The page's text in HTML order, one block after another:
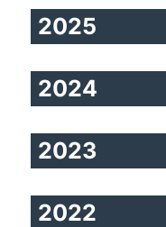
2025
2024
2023
2022